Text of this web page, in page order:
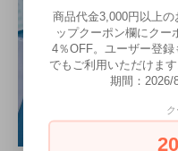
商品代金3,000円以上
ップクーポン欄にクー
4％OFF。ユーザー登
でもご利用いただけま
期間：2026/